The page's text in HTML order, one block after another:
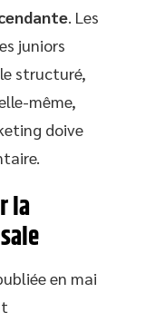
. Les
juniors
structuré,
même,
doive
la
en mai